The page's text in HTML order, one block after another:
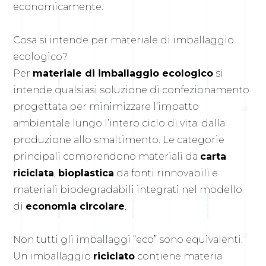
economicamente.
Cosa si intende per materiale di imballaggio
ecologico?
Per materiale di imballaggio ecologico si
intende qualsiasi soluzione di confezionamento
progettata per minimizzare l’impatto
ambientale lungo l’intero ciclo di vita: dalla
produzione allo smaltimento. Le categorie
principali comprendono materiali da carta
riciclata bioplastica da fonti rinnovabili e
materiali biodegradabili integrati nel modello
di economia circolare
Non tutti gli imballaggi “eco” sono equivalenti.
Un imballaggio riciclato contiene materia